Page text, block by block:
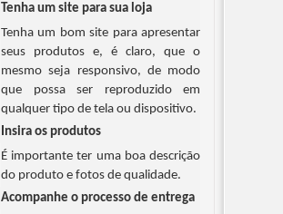
Tenha um site para sua loja
Tenha um bom site para apresentar
seus produtos e, é claro, que o
mesmo seja responsivo, de modo
que possa ser reproduzido em
qualquer tipo de tela ou dispositivo.
Insira os produtos
É importante ter uma boa descrição
do produto e fotos de qualidade.
Acompanhe o processo de entrega